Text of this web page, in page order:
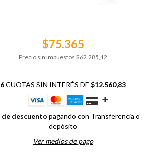
$75.365
Precio sin impuestos $62.285,12
6CUOTAS SIN INTERÉS DE $12.560,83
de descuento pagando con Transferencia o
depósito
Ver medios de pago